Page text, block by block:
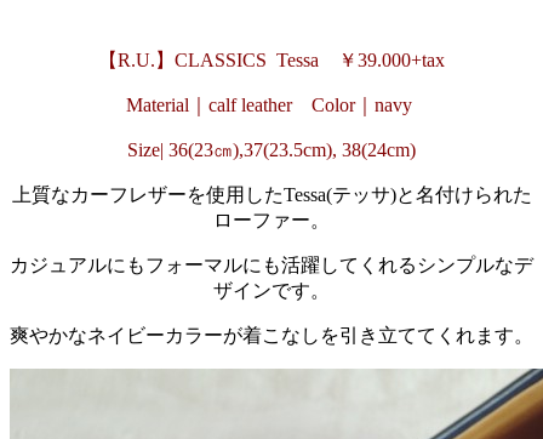
【R.U.】 CLASSICS Tessa ￥39.000+tax
Material｜calf leather Color｜navy
Size| 36(23㎝),37(23.5cm), 38(24cm)
上質なカーフレザーを使用したTessa(テッサ)と名付けられた
ローファー。
カジュアルにもフォーマルにも活躍してくれるシンプルなデ
ザインです。
爽やかなネイビーカラーが着こなしを引き立ててくれます。